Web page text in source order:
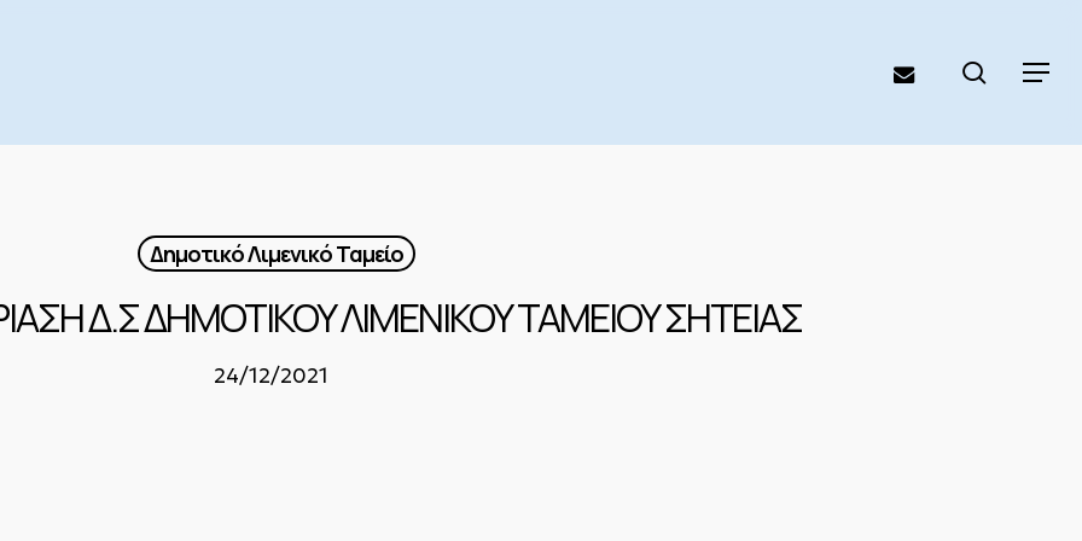
Menu
email search
Δημοτικό Λιμενικό Ταμείο
Δ.Σ ΔΗΜΟΤΙΚΟΥ ΛΙΜΕΝΙΚΟΥ ΤΑΜΕΙΟΥ ΣΗΤΕΙΑΣ
24/12/2021